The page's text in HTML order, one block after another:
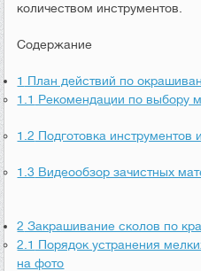
количеством инструментов.
Содержание
1 План действий по
1.1 Рекомендации по выбору
1.2 Подготовка инструментов
1.3 Видеообзор зачистных
2 Закрашивание сколов по
2.1 Порядок устранения
на фото